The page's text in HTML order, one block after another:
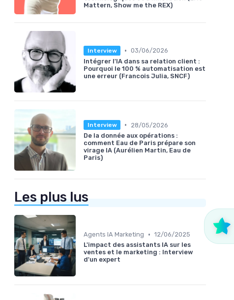
Mattern, Show me the REX)
Interview • 03/06/2026
Intégrer l'IA dans sa relation client :
Pourquoi le 100 % automatisation est
une erreur (Francois Julia, SNCF)
Interview •
28/05/2026
De la donnée aux opérations :
comment Eau de Paris prépare son
virage IA (Aurélien Martin, Eau de
Paris)
Les plus lus
Agents IA Marketing • 12/06/2025
L'impact des assistants IA sur les
ventes et le marketing : Interview
d'un expert